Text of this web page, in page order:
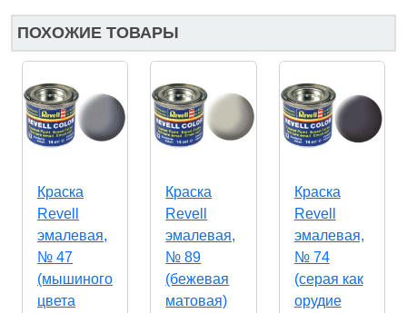
ПОХОЖИЕ ТОВАРЫ
Краска
Revell
эмалевая,
№ 47
(мышиного
цвета
Краска
Revell
эмалевая,
№ 89
(бежевая
матовая)
Краска
Revell
эмалевая,
№ 74
(серая как
орудие